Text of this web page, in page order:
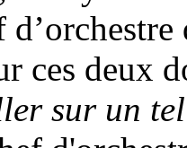
ces deux
sur un